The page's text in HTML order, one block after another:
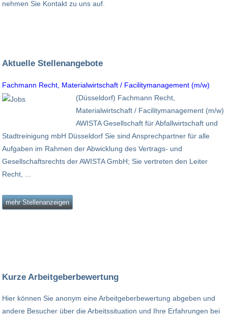
nehmen Sie Kontakt zu uns auf.
Aktuelle Stellenangebote
Fachmann Recht, Materialwirtschaft / Facilitymanagement (m/w)
(Düsseldorf) Fachmann Recht,
Materialwirtschaft / Facilitymanagement (m/w)
AWISTA Gesellschaft für Abfallwirtschaft und
Stadtreinigung mbH Düsseldorf Sie sind Ansprechpartner für alle
Aufgaben im Rahmen der Abwicklung des Vertrags- und
Gesellschaftsrechts der AWISTA GmbH; Sie vertreten den Leiter
Recht, ...
mehr Stellenanzeigen
Kurze Arbeitgeberbewertung
Hier können Sie anonym eine Arbeitgeberbewertung abgeben und
andere Besucher über die Arbeitssituation und Ihre Erfahrungen bei